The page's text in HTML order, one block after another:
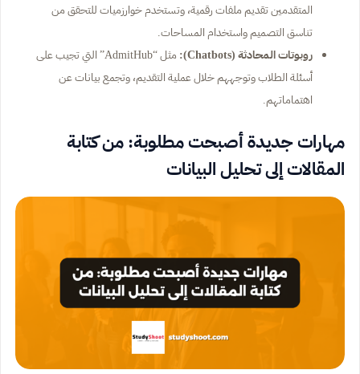
المتقدمين تقديم ملفات رقمية، وتستخدم خوارزميات للتحقق من
تناسق التصميم واستخدام المساحات.
روبوتات المحادثة (Chatbots):
مثل “AdmitHub” التي تجيب على
أسئلة الطلاب وتوجههم خلال عملية التقديم، وتجمع بيانات عن
اهتماماتهم.
مهارات جديدة أصبحت مطلوبة: من كتابة
المقالات إلى تحليل البيانات